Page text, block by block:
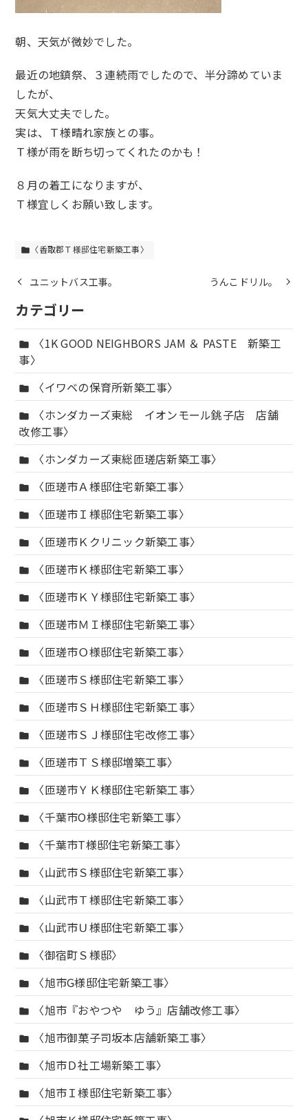
朝、天気が微妙でした。
最近の地鎮祭、３連続雨でしたので、半分諦めていま
したが、
天気大丈夫でした。
実は、Ｔ様晴れ家族との事。
Ｔ様が雨を断ち切ってくれたのかも！
８月の着工になりますが、
Ｔ様宜しくお願い致します。
folder 〈香取郡Ｔ様邸住宅新築工事〉
ユニットバス工事。 うんこドリル。
カテゴリー
folder
〈1K GOOD NEIGHBORS JAM ＆ PASTE 新築工
事〉
folder 〈イワベの保育所新築工事〉
folder
〈ホンダカーズ東総 イオンモール銚子店 店舗
改修工事〉
folder 〈ホンダカーズ東総匝瑳店新築工事〉
folder 〈匝瑳市Ａ様邸住宅新築工事〉
folder 〈匝瑳市Ｉ様邸住宅新築工事〉
folder 〈匝瑳市Ｋクリニック新築工事〉
folder 〈匝瑳市Ｋ様邸住宅新築工事〉
folder 〈匝瑳市ＫＹ様邸住宅新築工事〉
folder 〈匝瑳市ＭＩ様邸住宅新築工事〉
folder 〈匝瑳市Ｏ様邸住宅新築工事〉
folder 〈匝瑳市Ｓ様邸住宅新築工事〉
folder 〈匝瑳市ＳＨ様邸住宅新築工事〉
folder 〈匝瑳市ＳＪ様邸住宅改修工事〉
folder 〈匝瑳市ＴＳ様邸増築工事〉
folder 〈匝瑳市ＹＫ様邸住宅新築工事〉
folder 〈千葉市O様邸住宅新築工事〉
folder 〈千葉市T様邸住宅新築工事〉
folder 〈山武市Ｓ様邸住宅新築工事〉
folder 〈山武市Ｔ様邸住宅新築工事〉
folder 〈山武市Ｕ様邸住宅新築工事〉
folder 〈御宿町Ｓ様邸〉
folder 〈旭市G様邸住宅新築工事〉
folder 〈旭市『おやつや ゆう』店舗改修工事〉
folder 〈旭市御菓子司坂本店舗新築工事〉
folder 〈旭市Ｄ社工場新築工事〉
folder 〈旭市Ｉ様邸住宅新築工事〉